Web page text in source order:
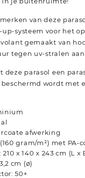
van deze
systeem voor het
gemaakt van
tegen uv-stralen
deze parasol een
wordt met
afwerking
gram/m²) met PA-
x 140 x 243 cm (L x
cm (ø)
50+